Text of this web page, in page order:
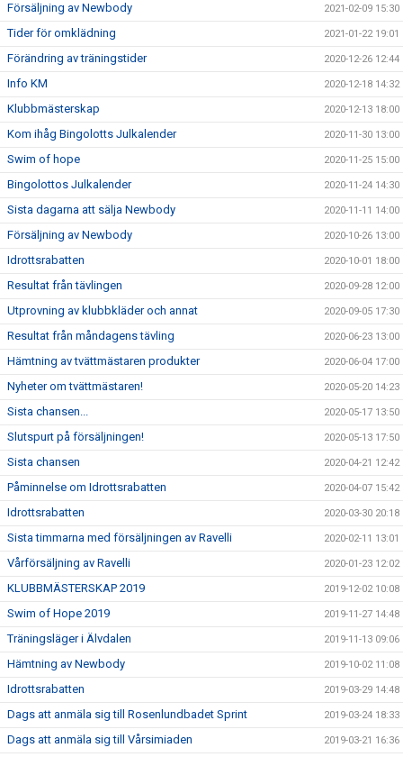
Försäljning av Newbody 2021-02-09 15:30
Tider för omklädning 2021-01-22 19:01
Förändring av träningstider 2020-12-26 12:44
Info KM 2020-12-18 14:32
Klubbmästerskap 2020-12-13 18:00
Kom ihåg Bingolotts Julkalender 2020-11-30 13:00
Swim of hope 2020-11-25 15:00
Bingolottos Julkalender 2020-11-24 14:30
Sista dagarna att sälja Newbody 2020-11-11 14:00
Försäljning av Newbody 2020-10-26 13:00
Idrottsrabatten 2020-10-01 18:00
Resultat från tävlingen 2020-09-28 12:00
Utprovning av klubbkläder och annat 2020-09-05 17:30
Resultat från måndagens tävling 2020-06-23 13:00
Hämtning av tvättmästaren produkter 2020-06-04 17:00
Nyheter om tvättmästaren! 2020-05-20 14:23
Sista chansen... 2020-05-17 13:50
Slutspurt på försäljningen! 2020-05-13 17:50
Sista chansen 2020-04-21 12:42
Påminnelse om Idrottsrabatten 2020-04-07 15:42
Idrottsrabatten 2020-03-30 20:18
Sista timmarna med försäljningen av Ravelli 2020-02-11 13:01
Vårförsäljning av Ravelli 2020-01-23 12:02
KLUBBMÄSTERSKAP 2019 2019-12-02 10:08
Swim of Hope 2019 2019-11-27 14:48
Träningsläger i Älvdalen 2019-11-13 09:06
Hämtning av Newbody 2019-10-02 11:08
Idrottsrabatten 2019-03-29 14:48
Dags att anmäla sig till Rosenlundbadet Sprint 2019-03-24 18:33
Dags att anmäla sig till Vårsimiaden 2019-03-21 16:36